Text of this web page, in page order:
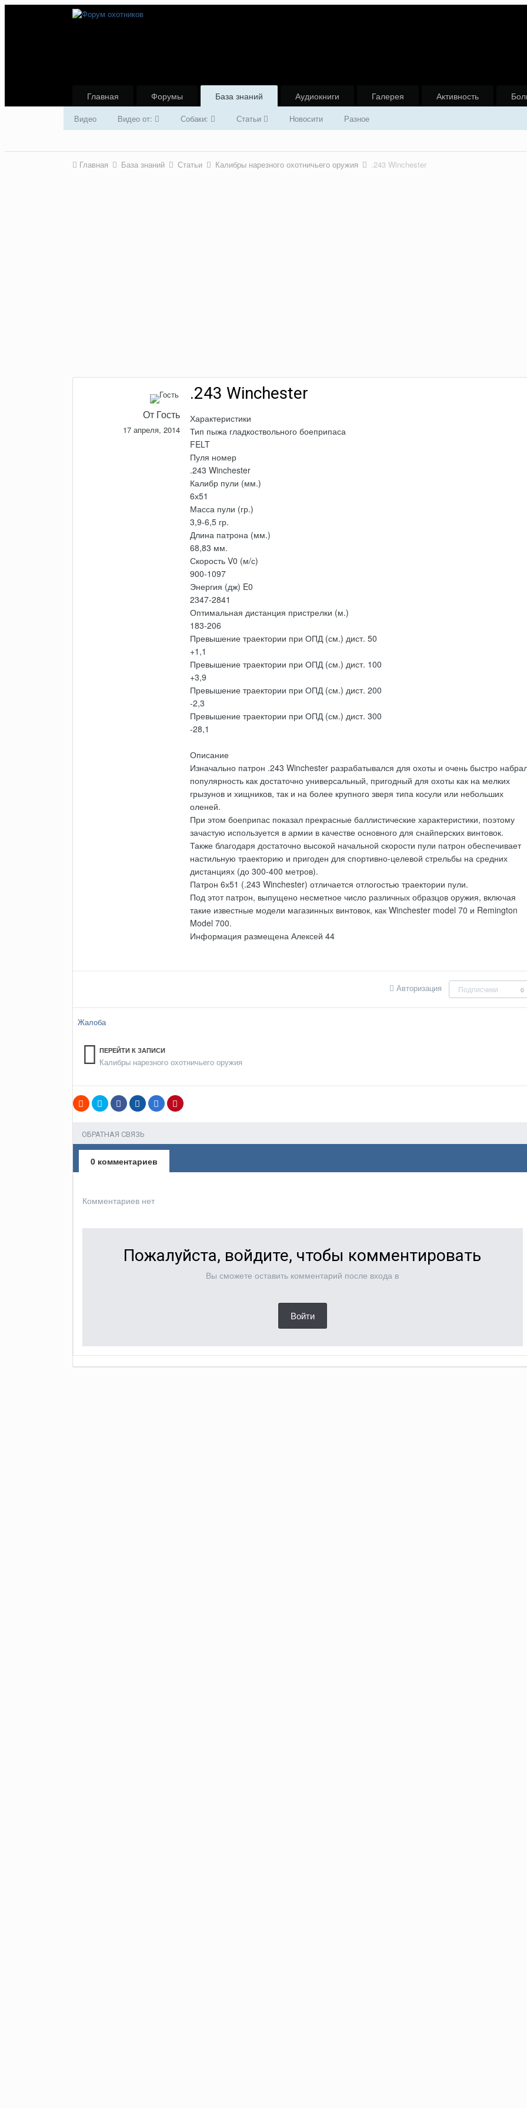
Главная Форумы База знаний
Видео Видео от: Собаки: Статьи Новосити Разное
Аудиокниги Галерея Активность
Главная База знаний Статьи Калибры нарезного охотничьего оружия .243 Winchester
От Гость
17 апреля, 2014
.243 Winchester
Характеристики
Тип пыжа гладкоствольного боеприпаса
FELT
Пуля номер
.243 Winchester
Калибр пули (мм.)
6х51
Масса пули (гр.)
3,9-6,5 гр.
Длина патрона (мм.)
68,83 мм.
Скорость V0 (м/с)
900-1097
Энергия (дж) E0
2347-2841
Оптимальная дистанция пристрелки (м.)
183-206
Превышение траектории при ОПД (см.) дист. 50
+1,1
Превышение траектории при ОПД (см.) дист. 100
+3,9
Превышение траектории при ОПД (см.) дист. 200
-2,3
Превышение траектории при ОПД (см.) дист. 300
-28,1
Описание
Изначально патрон .243 Winchester разрабатывался для охоты и очень быстро
популярность как достаточно универсальный, пригодный для охоты как на мелких
грызунов и хищников, так и на более крупного зверя типа косули или небольших
оленей.
При этом боеприпас показал прекрасные баллистические характеристики, поэтому
зачастую используется в армии в качестве основного для снайперских винтовок.
Также благодаря достаточно высокой начальной скорости пули патрон обеспечивает
настильную траекторию и пригоден для спортивно-целевой стрельбы на средних
дистанциях (до 300-400 метров).
Патрон 6х51 (.243 Winchester) отличается отлогостью траектории пули.
Под этот патрон, выпущено несметное число различных образцов оружия, включая
такие известные модели магазинных винтовок, как Winchester model 70 и Remington
Model 700.
Информация размещена Алексей 44
Авторизация Подписчики 0
Жалоба
ПЕРЕЙТИ К ЗАПИСИ
Калибры нарезного охотничьего оружия
ОБРАТНАЯ СВЯЗЬ
0 комментариев
Комментариев нет
Пожалуйста, войдите, чтобы комментировать
Вы сможете оставить комментарий после входа в
Войти